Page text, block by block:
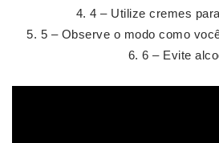
4 – Utilize cremes
5 – Observe o modo como
6 – Evite